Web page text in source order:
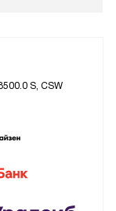
S, CSW